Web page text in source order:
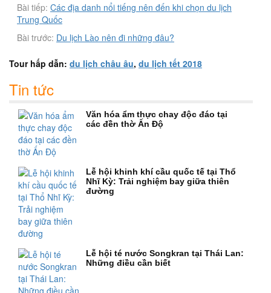
Bài tiếp: Các địa danh nổi tiếng nên đến khi chọn du lịch
Trung Quốc
Bài trước: Du lịch Lào nên đi những đâu?
Tour hấp dẫn: du lịch châu âu, du lịch tết 2018
Tin tức
Văn hóa ẩm thực chay độc đáo tại
các đền thờ Ấn Độ
Lễ hội khinh khí cầu quốc tế tại Thổ
Nhĩ Kỳ: Trải nghiệm bay giữa thiên
đường
Lễ hội té nước Songkran tại Thái Lan:
Những điều cần biết